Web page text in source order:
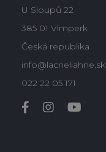
U Sloupů 22
385 01 Vimperk
Česká republika
info@lacneliahne.sk
022 22 05 171